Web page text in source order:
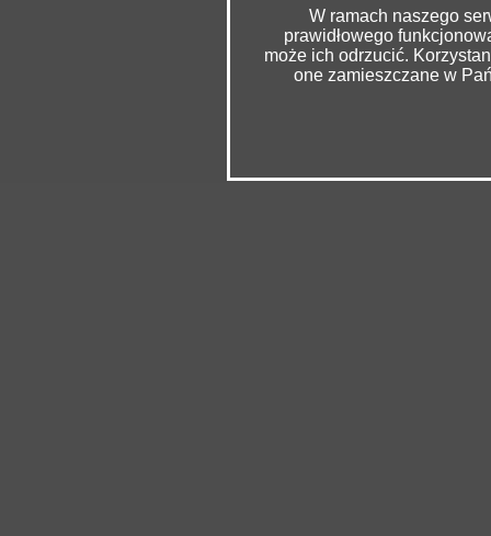
W ramach naszego
prawidłowego
może ich odrzucić.
one zamieszczane w